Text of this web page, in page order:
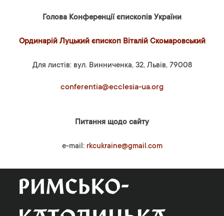
Голова Конференції єпископів України
Ординарій Луцький єпископ Віталій Скомаровський
Для листів: вул. Винниченка, 32, Львів, 79008
conferentia@ecclesia-ua.org
Питання щодо сайту
e-mail: rkcukraine@gmail.com